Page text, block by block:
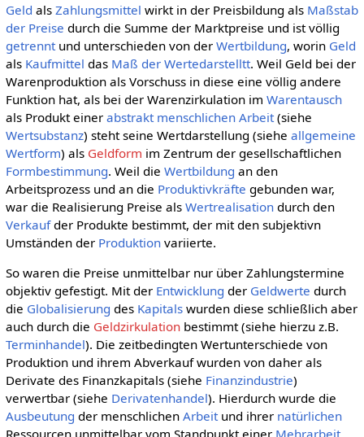
Geld als Zahlungsmittel wirkt in der Preisbildung als Maßstab
der Preise durch die Summe der Marktpreise und ist völlig
getrenntund unterschieden von der Wertbildung, worin Geld
als Kaufmittel das Maß der Wertedarstelltt. Weil Geld bei der
Warenproduktion als Vorschuss in diese eine völlig andere
Funktion hat, als bei der Warenzirkulation im Warentausch
als Produkt einer abstrakt menschlichen Arbeit(siehe
Wertsubstanz) steht seine Wertdarstellung (siehe allgemeine
Wertform) als Geldform im Zentrum der gesellschaftlichen
Formbestimmung. Weil die Wertbildung an den
Arbeitsprozess und an die Produktivkräfte gebunden war,
war die Realisierung Preise als Wertrealisationdurch den
Verkaufder Produkte bestimmt, der mit den subjektivn
Umständen der Produktionvariierte.
So waren die Preise unmittelbar nur über Zahlungstermine
objektiv gefestigt. Mit der Entwicklung der Geldwerte durch
die Globalisierung des Kapitalswurden diese schließlich aber
auch durch die Geldzirkulationbestimmt (siehe hierzu z.B.
Terminhandel). Die zeitbedingten Wertunterschiede von
Produktion und ihrem Abverkauf wurden von daher als
Derivate des Finanzkapitals (siehe Finanzindustrie)
verwertbar (siehe Derivatenhandel). Hierdurch wurde die
Ausbeutung der menschlichen Arbeitund ihrer natürlichen
Ressourcen unmittelbar vom Standpunkt einer Mehrarbeit